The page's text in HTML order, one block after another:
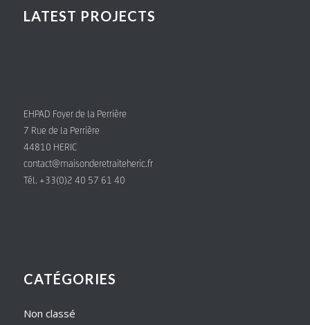
LATEST PROJECTS
EHPAD Foyer de la Perrière
7 Rue de la Perrière
44810 HERIC
contact@maisonderetraiteheric.fr
Tél. +33(0)2 40 57 61 40
CATÉGORIES
Non classé